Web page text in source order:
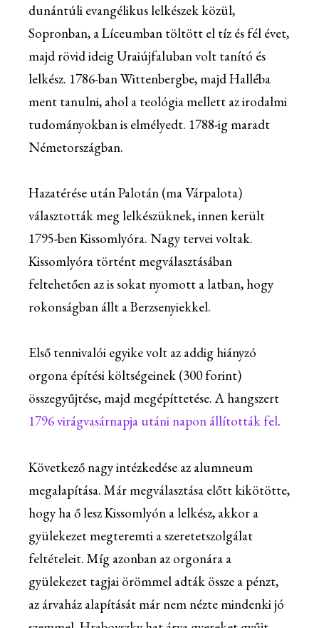
dunántúli evangélikus lelkészek közül,
Sopronban, a Líceumban töltött el tíz és fél évet,
majd rövid ideig Uraiújfaluban volt tanító és
lelkész. 1786-ban Wittenbergbe, majd Halléba
ment tanulni, ahol a teológia mellett az irodalmi
tudományokban is elmélyedt. 1788-ig maradt
Németországban.
Hazatérése után Palotán (ma Várpalota)
választották meg lelkészüknek, innen került
1795-ben Kissomlyóra. Nagy tervei voltak.
Kissomlyóra történt megválasztásában
feltehetően az is sokat nyomott a latban, hogy
rokonságban állt a Berzsenyiekkel.
Első tennivalói egyike volt az addig hiányzó
orgona építési költségeinek (300 forint)
összegyűjtése, majd megépíttetése. A hangszert
1796 virágvasárnapja utáni napon állították fel.
Következő nagy intézkedése az alumneum
megalapítása. Már megválasztása előtt kikötötte,
hogy ha ő lesz Kissomlyón a lelkész, akkor a
gyülekezet megteremti a szeretetszolgálat
feltételeit. Míg azonban az orgonára a
gyülekezet tagjai örömmel adták össze a pénzt,
az árvaház alapítását már nem nézte mindenki jó